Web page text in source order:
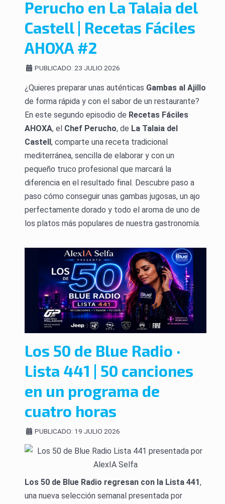
Perucho en La Talaia del
Castell | Recetas Fáciles
AHOXA #2
PUBLICADO: 23 JULIO 2026
¿Quieres preparar unas auténticas Gambas al Ajillo
de forma rápida y con el sabor de un restaurante?
En este segundo episodio de Recetas Fáciles
AHOXA, el Chef Perucho, de La Talaia del
Castell , comparte una receta tradicional
mediterránea, sencilla de elaborar y con un
pequeño truco profesional que marcará la
diferencia en el resultado final. Descubre paso a
paso cómo conseguir unas gambas jugosas, un ajo
perfectamente dorado y todo el aroma de uno de
los platos más populares de nuestra gastronomía.
Los 50 de Blue Radio ·
Lista 441 | 50 canciones
en un programa de
cuatro horas
PUBLICADO: 19 JULIO 2026
Los 50 de Blue Radio regresan con la Lista 441,
una nueva selección semanal presentada por